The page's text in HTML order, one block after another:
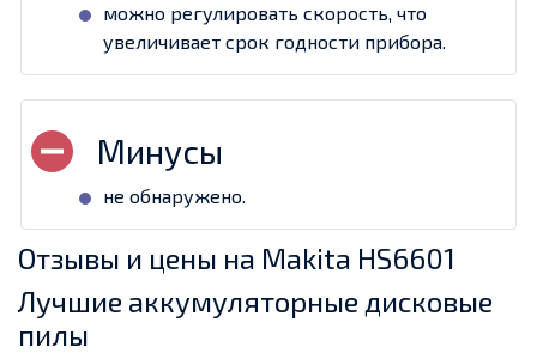
можно регулировать скорость, что
увеличивает срок годности прибора.
не обнаружено.
Отзывы и цены на Makita HS6601
Лучшие аккумуляторные дисковые
пилы